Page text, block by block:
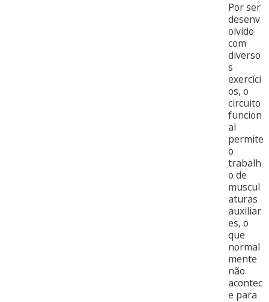
Por ser
desenv
olvido
com
diverso
s
exercíci
os, o
circuito
funcion
al
permite
o
trabalh
o de
muscul
aturas
auxiliar
es, o
que
normal
mente
não
acontec
e para